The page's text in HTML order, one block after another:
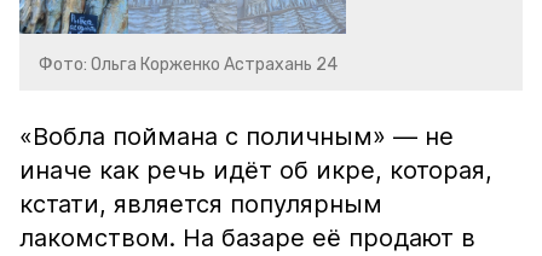
Фото: Ольга Корженко Астрахань 24
«Вобла поймана с поличным» — не
иначе как речь идёт об икре, которая,
кстати, является популярным
лакомством. На базаре её продают в